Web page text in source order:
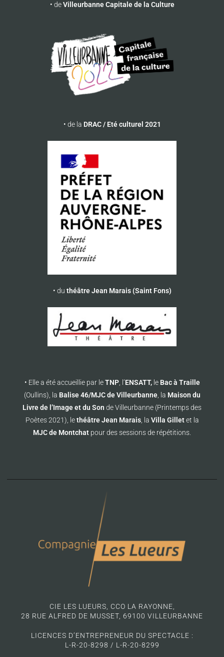
• deVilleurbanne Capitale de la Culture
• de la DRAC / Eté culturel 2021
• du théâtre Jean Marais (Saint Fons)
• Elle a été accueillie par leTNP, l’ENSATT,le Bac à Traille
(Oullins), la Balise 46/MJC de Villeurbanne, la Maison du
Livre de l’Image et du Son de Villeurbanne (Printemps des
Poètes 2021), lethéâtre Jean Marais, la Villa Gilletet la
MJC de Montchat pour des sessions de répétitions.
CIE LES LUEURS, CCO LA RAYONNE,
28 RUE ALFRED DE MUSSET, 69100 VILLEURBANNE
LICENCES D’ENTREPRENEUR DU SPECTACLE :
L-R-20-8298 / L-R-20-8299